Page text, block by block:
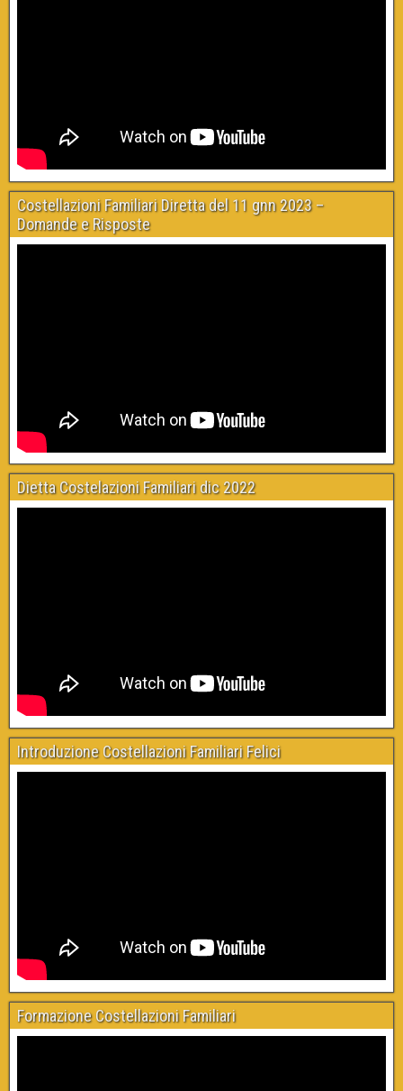
Costellazioni Familiari Diretta del 11 gnn 2023 –
Domande e Risposte
Dietta Costelazioni Familiari dic 2022
Introduzione Costellazioni Familiari Felici
Formazione Costellazioni Familiari